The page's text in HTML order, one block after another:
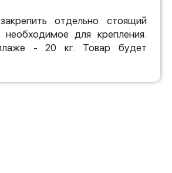
отдельно стоящий
для крепления.
- 20 кг. Товар будет